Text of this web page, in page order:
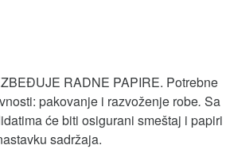
RADNE PAPIRE. Potrebne
pakovanje i razvoženje robe. Sa
će biti osigurani smeštaj i papiri
sadržaja.